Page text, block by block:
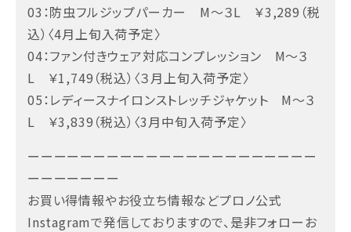
03：防虫フルジップパーカー M～３L ￥3,289（税
込）〈4月上旬入荷予定〉
04：ファン付きウェア対応コンプレッション M～３
L ￥1,749（税込）〈３月上旬入荷予定〉
05：レディースナイロンストレッチジャケット M～３
L ￥3,839（税込）〈3月中旬入荷予定〉
ーーーーーーーーーーーーーーーーーーーーーー
ーーーーーーー
お買い得情報やお役立ち情報などプロノ公式
Instagramで発信しておりますので、是非フォローお